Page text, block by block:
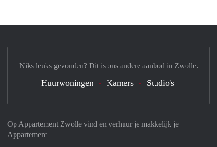
Op Appartement Zwolle vind en verhuur je makkelijk je
Appartement
Niks leuks gevonden? Dit is ons andere aanbod in Zwolle:
Huurwoningen Kamers Studio's